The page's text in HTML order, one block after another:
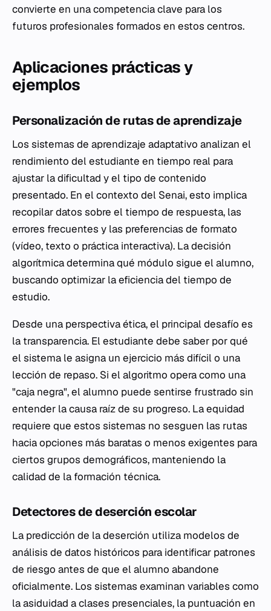
convierte en una competencia clave para los
futuros profesionales formados en estos centros.
Aplicaciones prácticas y
ejemplos
Personalización de rutas de aprendizaje
Los sistemas de aprendizaje adaptativo analizan el
rendimiento del estudiante en tiempo real para
ajustar la dificultad y el tipo de contenido
presentado. En el contexto del Senai, esto implica
recopilar datos sobre el tiempo de respuesta, las
errores frecuentes y las preferencias de formato
(vídeo, texto o práctica interactiva). La decisión
algorítmica determina qué módulo sigue el alumno,
buscando optimizar la eficiencia del tiempo de
estudio.
Desde una perspectiva ética, el principal desafío es
la transparencia. El estudiante debe saber por qué
el sistema le asigna un ejercicio más difícil o una
lección de repaso. Si el algoritmo opera como una
"caja negra", el alumno puede sentirse frustrado sin
entender la causa raíz de su progreso. La equidad
requiere que estos sistemas no sesguen las rutas
hacia opciones más baratas o menos exigentes para
ciertos grupos demográficos, manteniendo la
calidad de la formación técnica.
Detectores de deserción escolar
La predicción de la deserción utiliza modelos de
análisis de datos históricos para identificar patrones
de riesgo antes de que el alumno abandone
oficialmente. Los sistemas examinan variables como
la asiduidad a clases presenciales, la puntuación en